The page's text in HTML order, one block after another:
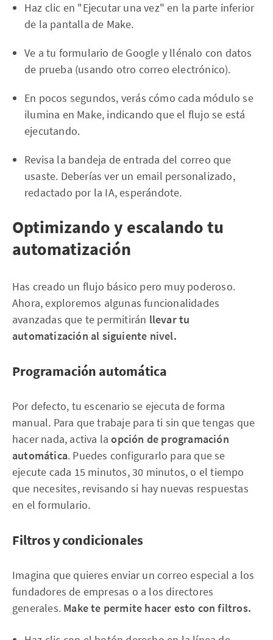
Haz clic en "Ejecutar una vez" en la parte inferior
de la pantalla de Make.
Ve a tu formulario de Google y llénalo con datos
de prueba (usando otro correo electrónico).
En pocos segundos, verás cómo cada módulo se
ilumina en Make, indicando que el flujo se está
ejecutando.
Revisa la bandeja de entrada del correo que
usaste. Deberías ver un email personalizado,
redactado por la IA, esperándote.
Optimizando y escalando tu
automatización
Has creado un flujo básico pero muy poderoso.
Ahora, exploremos algunas funcionalidades
avanzadas que te permitirán llevar tu
automatización al siguiente nivel.
Programación automática
Por defecto, tu escenario se ejecuta de forma
manual. Para que trabaje para ti sin que tengas que
hacer nada, activa la opción de programación
automática. Puedes configurarlo para que se
ejecute cada 15 minutos, 30 minutos, o el tiempo
que necesites, revisando si hay nuevas respuestas
en el formulario.
Filtros y condicionales
Imagina que quieres enviar un correo especial a los
fundadores de empresas o a los directores
generales. Make te permite hacer esto con filtros.